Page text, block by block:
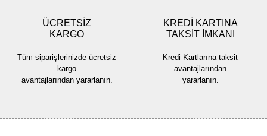
ÜCRETSİZ
KARGO
Tüm siparişlerinizde ücretsiz
kargo
avantajlarından yararlanın.
KREDİ KARTINA
TAKSİT İMKANI
Kredi Kartlarına taksit
avantajlarından
yararlanın.